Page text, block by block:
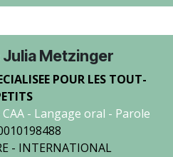
Metzinger
POUR LES TOUT-
- Langage oral - Parole
- INTERNATIONAL